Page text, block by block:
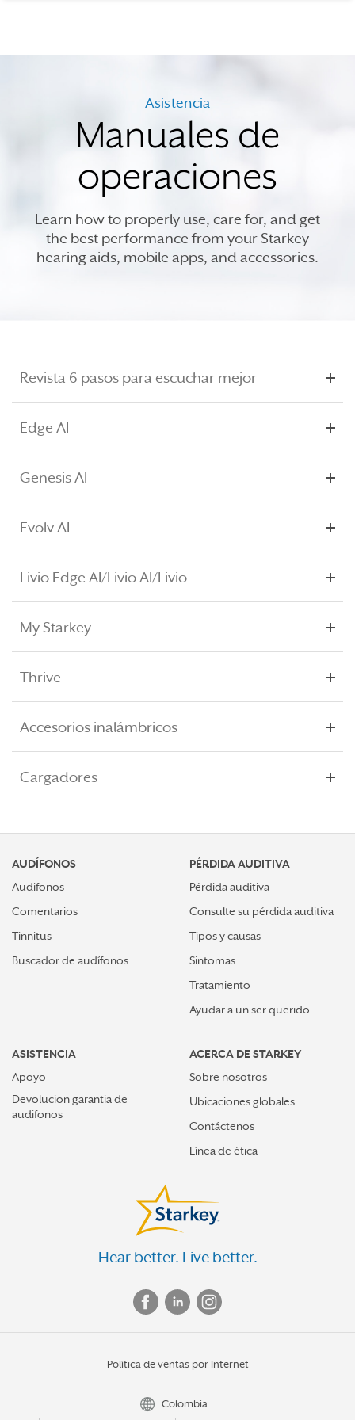
Asistencia
Manuales de
operaciones
Learn how to properly use, care for, and get
the best performance from your Starkey
hearing aids, mobile apps, and accessories.
Revista 6 pasos para escuchar mejor
Edge AI
Genesis AI
Evolv AI
Livio Edge AI/Livio AI/Livio
My Starkey
Thrive
Accesorios inalámbricos
Cargadores
AUDÍFONOS
Audifonos
Comentarios
Tinnitus
Buscador de audífonos
PÉRDIDA AUDITIVA
Pérdida auditiva
Consulte su pérdida auditiva
Tipos y causas
Sintomas
Tratamiento
Ayudar a un ser querido
ASISTENCIA
Apoyo
Devolucion garantia de
audifonos
ACERCA DE STARKEY
Sobre nosotros
Ubicaciones globales
Contáctenos
Línea de ética
Hear better. Live better.
Política de ventas por Internet
Colombia